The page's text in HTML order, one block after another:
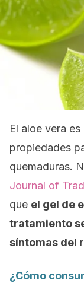
El aloe vera
propiedades
quemaduras.
Journal of
que el gel de
tratamiento
síntomas del
¿Cómo